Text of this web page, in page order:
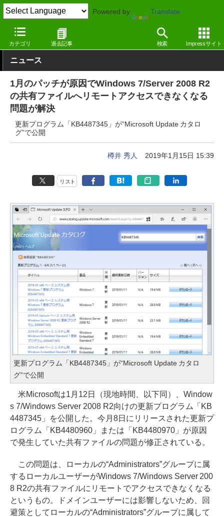
Powered by Translate
カテゴリ 過去記事 検索 Impressサイト
窓の杜 システム・ファイル Windows
ニュース
1月のパッチが原因でWindows 7/Server 2008 R2
の共有ファイルへリモートアクセスできなくなる
問題が解決
更新プログラム「KB4487345」が“Microsoft Update カタロ
グ”で公開
樽井 秀人 2019年1月15日 15:39
リスト
更新プログラム「KB4487345」が“Microsoft Update カタロ
グ”で公開
米Microsoftは1月12日（現地時間、以下同）、Window
s 7/Windows Server 2008 R2向けの更新プログラム「KB
4487345」を公開した。今月8日にリリースされた更新プ
ログラム「KB4480960」または「KB4480970」が原因
で発生していた共有ファイルの問題が修正されている。
この問題は、ローカルの“Administrators”グループに属
するローカルユーザーがWindows 7/Windows Server 200
8 R2の共有ファイルにリモートでアクセスできなくなる
というもの。ドメインユーザーには影響しないため、回
避策としてローカルの“Administrators”グループに属して